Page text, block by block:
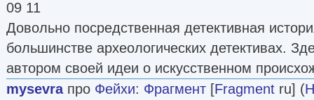
09 11
Довольно посредственная детективная
большинстве археологических детективах.
автором своей идеи о искусственном
mysevraпро Фейхи: Фрагмент [Fragment ru] (